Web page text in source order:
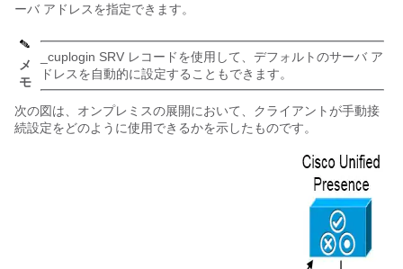
ーバ アドレスを指定できます。
メ
モ
_cuplogin SRV レコードを使用して、デフォルトのサーバ ア
ドレスを自動的に設定することもできます。
次の図は、オンプレミスの展開において、クライアントが手動接
続設定をどのように使用できるかを示したものです。